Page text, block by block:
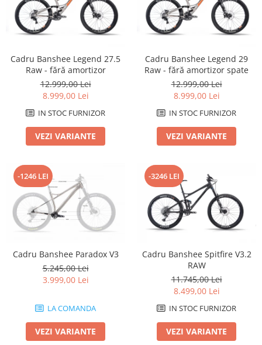
Amortizoare spate
Arcuri
Groupset
Cadru Banshee Legend 27.5
Raw - fără amortizor
12.999,00 Lei
8.999,00 Lei
IN STOC FURNIZOR
VEZI VARIANTE
Cadru Banshee Legend 29
Raw - fără amortizor spate
12.999,00 Lei
8.999,00 Lei
IN STOC FURNIZOR
VEZI VARIANTE
-1246 LEI
Cadru Banshee Paradox V3
5.245,00 Lei
3.999,00 Lei
LA COMANDA
VEZI VARIANTE
-3246 LEI
Cadru Banshee Spitfire V3.2
RAW
11.745,00 Lei
8.499,00 Lei
IN STOC FURNIZOR
VEZI VARIANTE